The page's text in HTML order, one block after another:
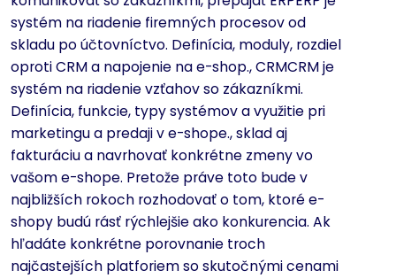
systém na riadenie firemných procesov od
skladu po účtovníctvo. Definícia, moduly, rozdiel
oproti CRM a napojenie na e-shop., CRMCRM je
systém na riadenie vzťahov so zákazníkmi.
Definícia, funkcie, typy systémov a využitie pri
marketingu a predaji v e-shope., sklad aj
fakturáciu a navrhovať konkrétne zmeny vo
vašom e-shope. Pretože práve toto bude v
najbližších rokoch rozhodovať o tom, ktoré e-
shopy budú rásť rýchlejšie ako konkurencia. Ak
hľadáte konkrétne porovnanie troch
najčastejších platforiem so skutočnými cenami